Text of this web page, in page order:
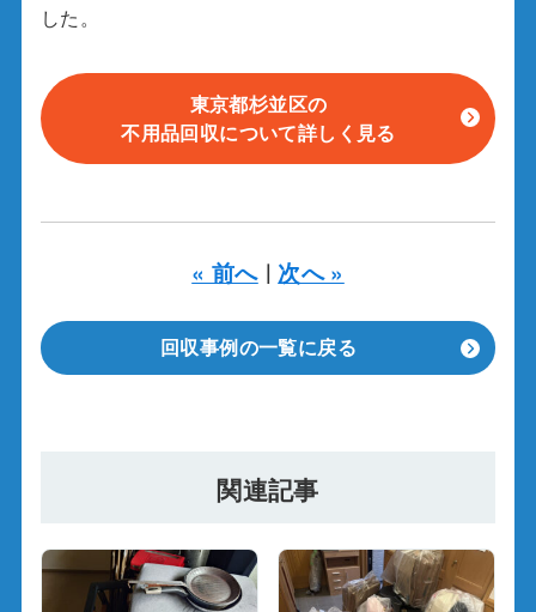
した。
東京都杉並区の
不用品回収について詳しく見る
« 前へ｜ 次へ »
回収事例の一覧に戻る
関連記事